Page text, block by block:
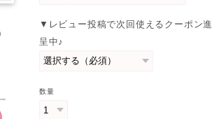
▼レビュー投稿で次回使えるクーポン進
呈中♪
数量